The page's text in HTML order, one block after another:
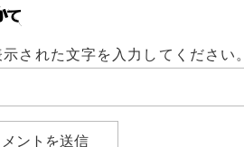
された文字を入力してください。